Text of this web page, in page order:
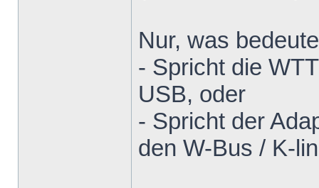
Nur, was
- Spricht die
USB, oder
- Spricht der
den W-Bus / K-